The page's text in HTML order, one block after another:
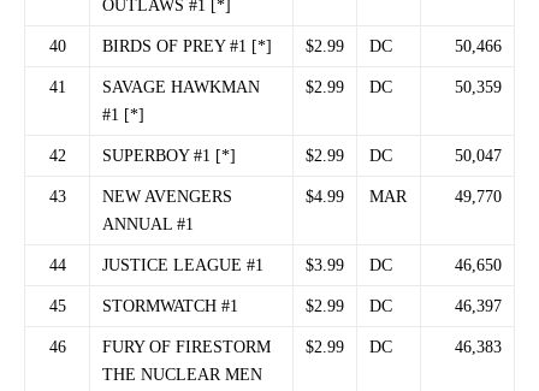
OUTLAWS #1 [*]
40 BIRDS OF PREY #1 [*] $2.99 DC 50,466
41
SAVAGE HAWKMAN
#1 [*]
$2.99 DC 50,359
42 SUPERBOY #1 [*] $2.99 DC 50,047
43
NEW AVENGERS
ANNUAL #1
$4.99 MAR 49,770
44 JUSTICE LEAGUE #1 $3.99 DC 46,650
45 STORMWATCH #1 $2.99 DC 46,397
46
FURY OF FIRESTORM
THE NUCLEAR MEN
$2.99 DC 46,383